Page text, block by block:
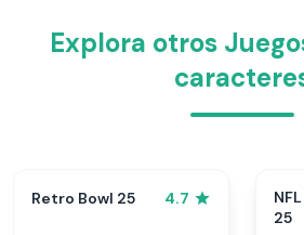
Explora otros
Retro Bowl 25 4.7
25